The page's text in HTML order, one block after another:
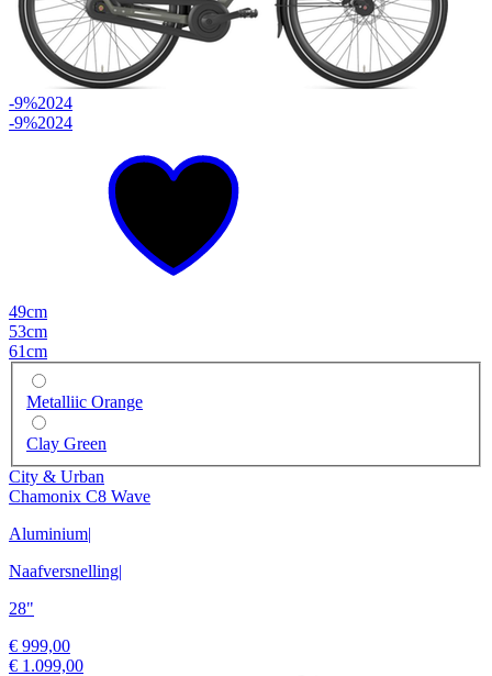
-9%2024
-9%2024
49cm
53cm
61cm
Metalliic Orange
Clay Green
City & Urban
Chamonix C8 Wave
Aluminium|
Naafversnelling|
28"
€ 999,00
€ 1.099,00